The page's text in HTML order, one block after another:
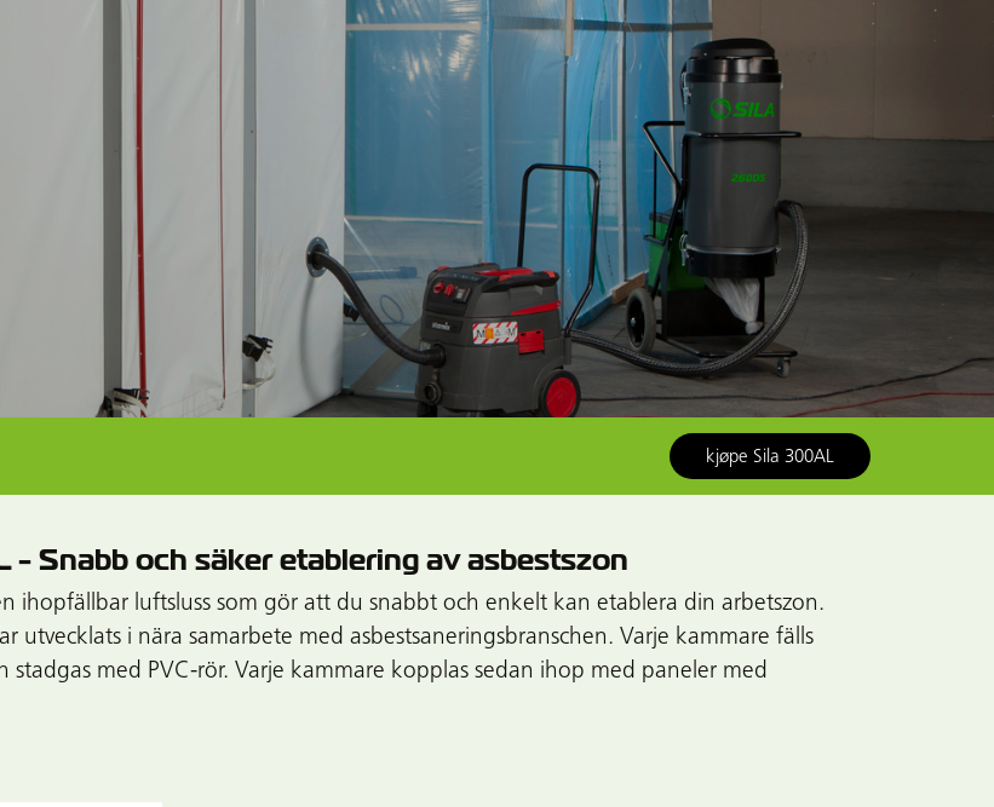
kjøpe Sila 300AL
- Snabb och säker etablering av asbestszon
ihopfällbar luftsluss som gör att du snabbt och enkelt kan etablera din arbetszon.
utvecklats i nära samarbete med asbestsaneringsbranschen. Varje kammare fälls
stadgas med PVC-rör. Varje kammare kopplas sedan ihop med paneler med